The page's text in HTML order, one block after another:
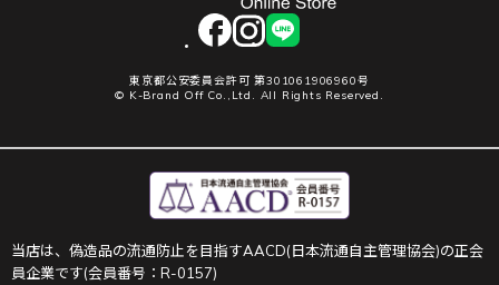
facebookinstagram
LINE
東京都公安委員会許可 第301061906960号
© K-Brand Off Co.,Ltd. All Rights Reserved.
当店は、偽造品の流通防止を目指すAACD(日本流通自主管理協会)の正会
員企業です(会員番号：R-0157)